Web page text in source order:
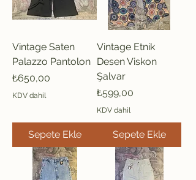
Vintage Saten
Palazzo Pantolon
Fiyat
₺650,00
KDV dahil
Sepete Ekle
Vintage Etnik
Desen Viskon
Şalvar
Fiyat
₺599,00
KDV dahil
Sepete Ekle